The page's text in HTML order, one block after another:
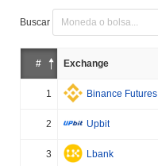
Buscar
# Exchange
1 Binance Futures
2 Upbit
3 Lbank